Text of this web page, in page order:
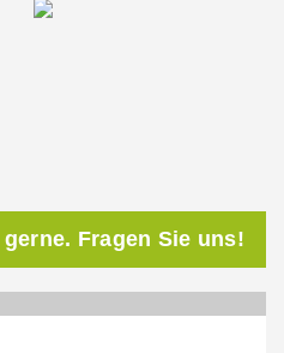
Fragen Sie uns!